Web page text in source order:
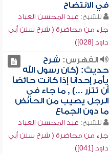
في الانتضاح
للشيخ: عبد المحسن العباد
جزء من محاضرة ( شرح سنن أبي
داود [028])
الفهرس: شرح
حديث: (كان رسول الله
يأمر إحدانا إذا كانت حائضاً
أن تتزر ...) , ما جاء في
الرجل يصيب من الحائض
ما دون الجماع
للشيخ: عبد المحسن العباد
جزء من محاضرة ( شرح سنن أبي
داود [041])